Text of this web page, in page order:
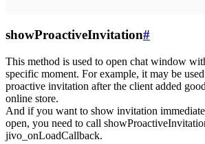
showProactiveInvitation#
This method is used to open chat window
specific moment. For example, it may be
proactive invitation after the client added
online store.
And if you want to show invitation
open, you need to call
jivo_onLoadCallback.